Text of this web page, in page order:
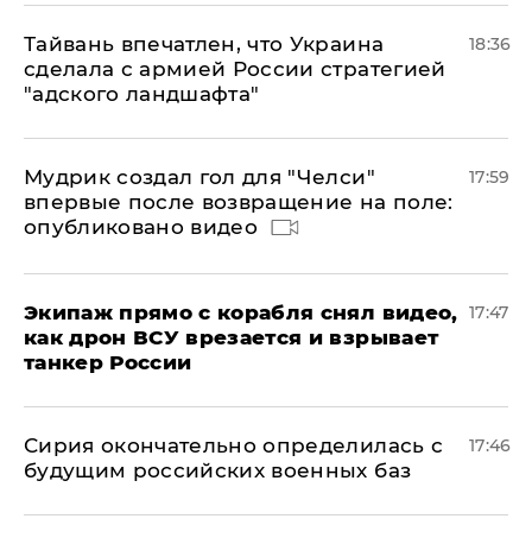
Тайвань впечатлен, что Украина
сделала с армией России стратегией
"адского ландшафта"
18:36
Мудрик создал гол для "Челси"
впервые после возвращение на поле:
опубликовано видео
17:59
Экипаж прямо с корабля снял видео,
как дрон ВСУ врезается и взрывает
танкер России
17:47
Сирия окончательно определилась с
будущим российских военных баз
17:46